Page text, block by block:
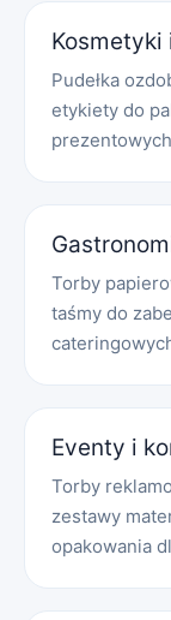
Kosmetyki
Pudełka
etykiety do
Torby
taśmy do
Eventy i
Torby
zestawy
opakowania